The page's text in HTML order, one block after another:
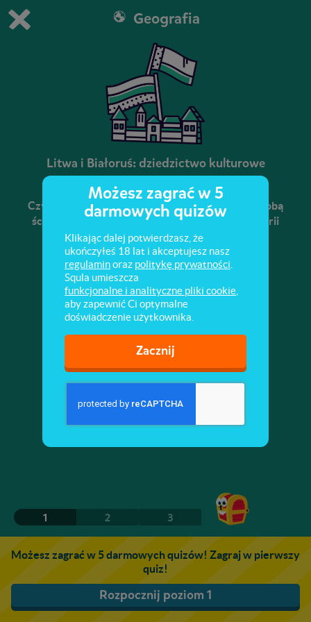
Grasz w wersję demonstracyjną Squli
Kup teraz!
0 1
Geografia
Litwa i Białoruś: dziedzictwo kulturowe
Czy wiesz, że losy Polski, Litwy i Białorusi są ze sobą
ściśle związane? Poszukaj śladów wspólnej historii
w kulturze naszych sąsiadów.
1 2 3
Możesz zagrać w 5 darmowych quizów! Zagraj w pierwszy
quiz!
Rozpocznij poziom 1
Możesz zagrać w 5
darmowych quizów
Klikając dalej potwierdzasz, że
ukończyłeś 18 lat i akceptujesz nasz
regulaminoraz politykę prywatności
Squla umieszcza
funkcjonalne i analityczne pliki cookie
aby zapewnić Ci optymalne
doświadczenie użytkownika.
Zacznij